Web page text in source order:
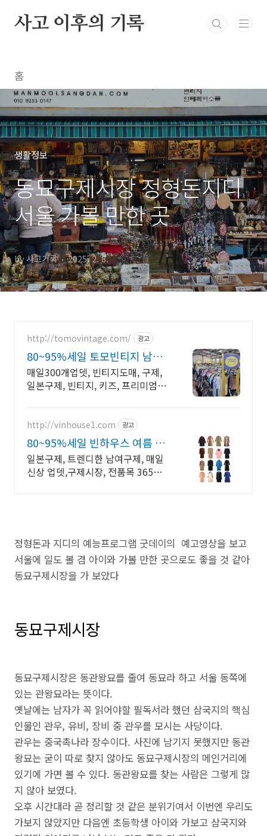
본문 바로가기
사고 이후의 기록
홈
생활정보
동묘구제시장 정형돈지디
서울 가볼 만한 곳
by 사고기록 2025. 2. 8.
http://tomovintage.com/ 광고
80~95%세일 토모빈티지 남여
드렌디구제
매일300개업뎃, 빈티지도매, 구제,
일본구제, 빈티지, 키즈, 프리미엄,
http://vinhouse1.com 광고
80~95%세일 빈하우스 여름 신
상품 업데이트
일본구제, 트렌디한 남여구제, 매일
신상 업뎃,구제시장, 전품목 365일
정형돈과 지디의 예능프로그램 굿데이의 예고영상을 보고
서울에 일도 볼 겸 아이와 가볼 만한 곳으로도 좋을 것 같아
동묘구제시장을 가 보았다
동묘구제시장
동묘구제시장은 동관왕묘를 줄여 동묘라 하고 서울 동쪽에
있는 관왕묘라는 뜻이다.
옛날에는 남자가 꼭 읽어야할 필독서라 했던 삼국지의 핵심
인물인 관우, 유비, 장비 중 관우를 모시는 사당이다.
관우는 중국촉나라 장수이다. 사진에 남기지 못했지만 동관
왕묘는 굳이 따로 찾지 않아도 동묘구제시장의 메인거리에
있기에 가면 볼 수 있다. 동관왕묘를 찾는 사람은 그렇게 많
지 않아 보였다.
오후 시간대라 곧 정리할 것 같은 분위기여서 이번엔 우리도
가보지 않았지만 다음엔 초등학생 아이와 가보고 삼국지와